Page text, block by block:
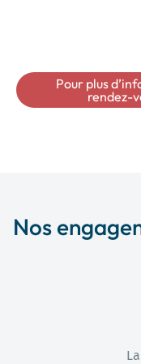
Pour plus
rendez-
Nos